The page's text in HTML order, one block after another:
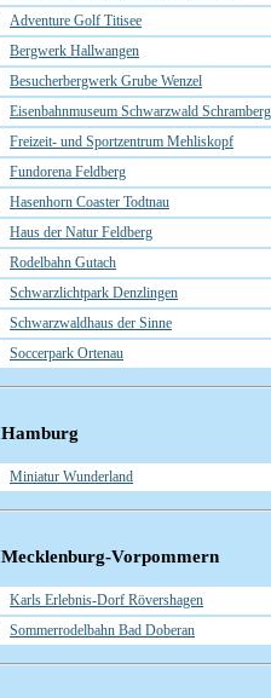
Adventure Golf Titisee
Bergwerk Hallwangen
Besucherbergwerk Grube Wenzel
Eisenbahnmuseum Schwarzwald Schramberg
Freizeit- und Sportzentrum Mehliskopf
Fundorena Feldberg
Hasenhorn Coaster Todtnau
Haus der Natur Feldberg
Rodelbahn Gutach
Schwarzlichtpark Denzlingen
Schwarzwaldhaus der Sinne
Soccerpark Ortenau
Hamburg
Miniatur Wunderland
Mecklenburg-Vorpommern
Karls Erlebnis-Dorf Rövershagen
Sommerrodelbahn Bad Doberan